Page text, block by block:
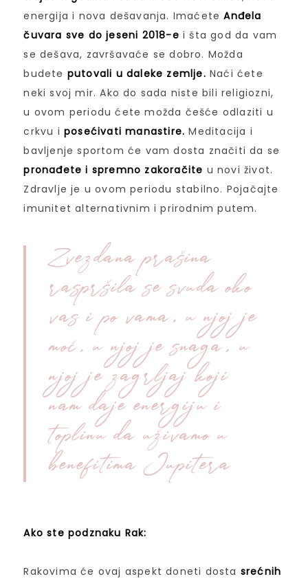
energija i nova dešavanja. ImaćeteAnđela
čuvara sve do jeseni 2018-ei šta god da vam
se dešava, završavaće se dobro. Možda
budete putovali u daleke zemlje.Naći ćete
neki svoj mir. Ako do sada niste bili religiozni,
u ovom periodu ćete možda češće odlaziti u
crkvu iposećivati manastire. Meditacija i
bavljenje sportom će vam dosta značiti da se
pronađete i spremno zakoračite u novi život.
Zdravlje je u ovom periodu stabilno. Pojačajte
imunitet alternativnim i prirodnim putem.
Zvezdana prašina
raspršila se svuda oko
vas i po vama, u njoj je
moć, u njoj je snaga, u
njoj je zagrljaj koji
nam daje energiju i
toplinu da uživamo u
benefitima Jupitera
Ako ste podznaku Rak:
Rakovima će ovaj aspekt doneti dosta srećnih